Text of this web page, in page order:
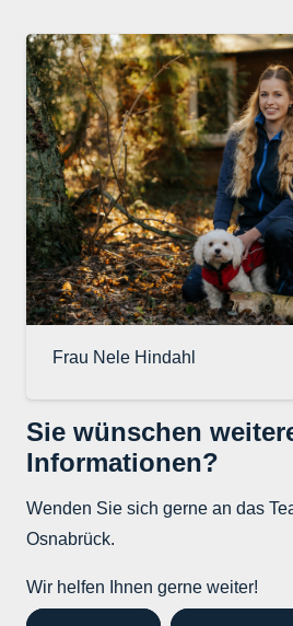
Frau Nele Hindahl
Sie wünschen
Informationen?
Wenden Sie sich gerne an das
Osnabrück.
Wir helfen Ihnen gerne weiter!